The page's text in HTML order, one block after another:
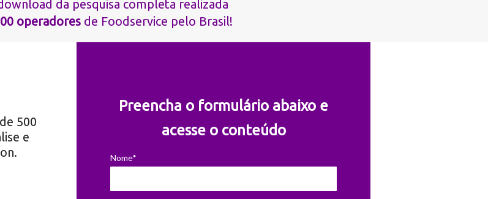
da pesquisa completa realizada
operadoresde Foodservice pelo Brasil!
500
e
Preencha o formulário abaixo e
acesse o conteúdo
Nome*